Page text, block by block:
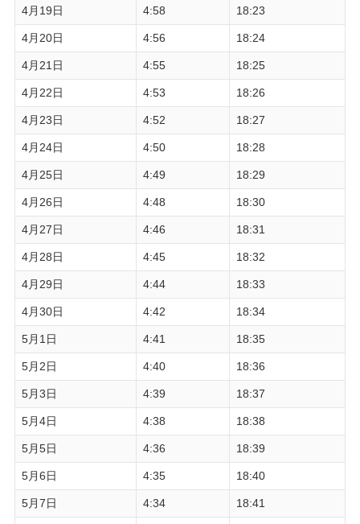
4月19日 4:58 18:23
4月20日 4:56 18:24
4月21日 4:55 18:25
4月22日 4:53 18:26
4月23日 4:52 18:27
4月24日 4:50 18:28
4月25日 4:49 18:29
4月26日 4:48 18:30
4月27日 4:46 18:31
4月28日 4:45 18:32
4月29日 4:44 18:33
4月30日 4:42 18:34
5月1日 4:41 18:35
5月2日 4:40 18:36
5月3日 4:39 18:37
5月4日 4:38 18:38
5月5日 4:36 18:39
5月6日 4:35 18:40
5月7日 4:34 18:41